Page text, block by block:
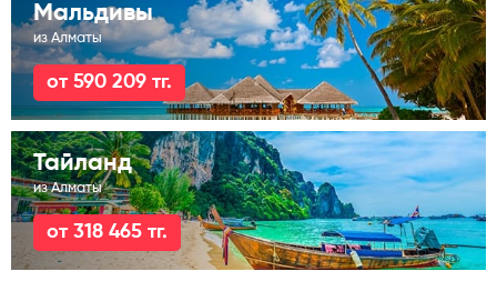
Мальдивы
из Алматы
от 590 209 тг.
Тайланд
из Алматы
от 318 465 тг.